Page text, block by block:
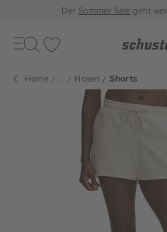
DerSommer Sale geht
Toggle
navigation
Home ... Hosen Shorts